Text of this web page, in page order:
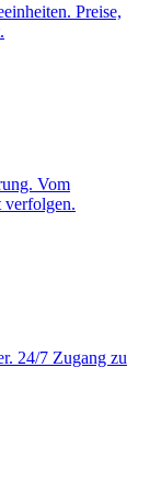
Preise,
Vom
verfolgen.
24/7 Zugang zu